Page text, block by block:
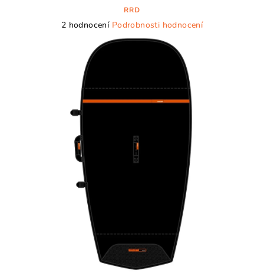
RRD
Průměrné
produktu
hvězdiček.
2 hodnocení Podrobnosti hodnocení